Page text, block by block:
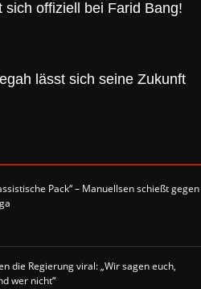
sich offiziell bei Farid Bang!
lässt sich seine Zukunft
Pack“ – Manuellsen schießt gegen
die Regierung viral: „Wir sagen euch,
wer nicht“